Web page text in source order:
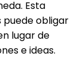
Esta
puede obligar
lugar de
e ideas.